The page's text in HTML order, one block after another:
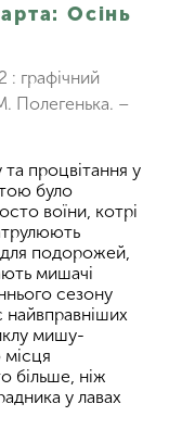
Осінь
: графічний
Полегенька. –
процвітання у
було
воїни, котрі
для подорожей,
мишачі
сезону
найвправніших
мишу-
місця
більше, ніж
у лавах